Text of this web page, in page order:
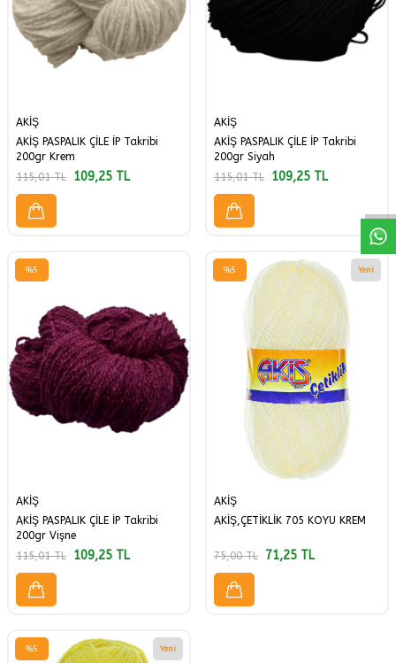
AKİŞ
AKİŞ PASPALIK ÇİLE İP Takribi
200gr Krem
115,01TL 109,25 TL
AKİŞ
AKİŞ PASPALIK ÇİLE İP Takribi
200gr Siyah
115,01TL 109,25 TL
%5
AKİŞ
AKİŞ PASPALIK ÇİLE İP Takribi
200gr Vişne
115,01TL 109,25 TL
%5 Yeni
AKİŞ
AKİŞ,ÇETİKLİK 705 KOYU KREM
75,00TL 71,25 TL
%5 Yeni